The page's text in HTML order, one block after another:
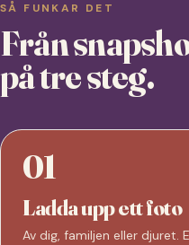
SÅ FUNKAR DET
Från
på tre steg.
01
Ladda upp ett foto
Av dig, familjen eller djuret.